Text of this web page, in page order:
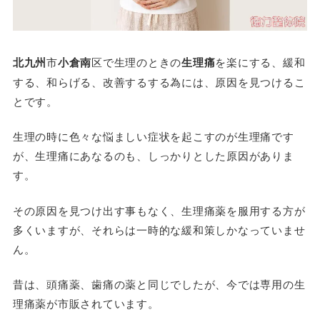
北九州市小倉南区で生理のときの生理痛を楽にする、緩和
する、和らげる、改善するする為には、原因を見つけるこ
とです。
生理の時に色々な悩ましい症状を起こすのが生理痛です
が、生理痛にあなるのも、しっかりとした原因がありま
す。
その原因を見つけ出す事もなく、生理痛薬を服用する方が
多くいますが、それらは一時的な緩和策しかなっていませ
ん。
昔は、頭痛薬、歯痛の薬と同じでしたが、今では専用の生
理痛薬が市販されています。